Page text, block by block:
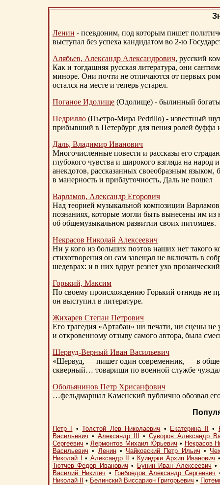
Ленин - псевдоним, под которым пишет
выступал без успеха кандидатом во 2-ю
Алябьев, Александр Александрович, русский
Как и тогдашняя русская литература, они
миноре. Они почти не отличаются от первых
остался на месте и теперь устарел.
Поганое Идолище (Одолище) - былинный
Педрилло (Пьетро-Мира Pedrillo) - известный
прибывший в Петербург для пения ролей буффа
Даль, Владимир Иванович
Многочисленные повести и рассказы его
глубокого чувства и широкого взгляда на
анекдотов, рассказанных своеобразным
в манерность и прибауточность, Даль не пошел
Варламов, Александр Егорович
Над теорией музыкальной композиции
познаниях, которые могли быть вынесены им из
об общемузыкальном развитии своих питомцев.
Некрасов Николай Алексеевич
Ни у кого из больших поэтов наших нет такого
стихотворения он сам завещал не включать в
шедеврах: и в них вдруг резнет ухо
Горький, Максим
По своему происхождению Горький отнюдь не
он выступил в литературе.
Жихарев Степан Петрович
Его трагедия «Артабан» ни печати, ни сцены
и откровенному отзыву самого автора, была
Шервуд-Верный Иван Васильевич
«Шервуд, — пишет один современник, — в
скверный… товарищи по военной службе
Обольянинов Петр Хрисанфович
…фельдмаршал Каменский публично обозвал
Петр I •Толстой Лев Николаевич • Екатерина II •
Васильевич • Александр III • Суворов Александр
Сергеевич •Лермонтов Михаил Юрьевич • Некрасов
Васильевич • Ленин• Чайковский Петр Ильич •
Николай I
• Александр II • Куинджи Архип Иванович
Тютчев Федор Иванович • Бунин Иван Алексеевич •
Василий Никитич • Грибоедов Александр Сергеевич
Николай II
• Белинский Виссарион Григорьевич •